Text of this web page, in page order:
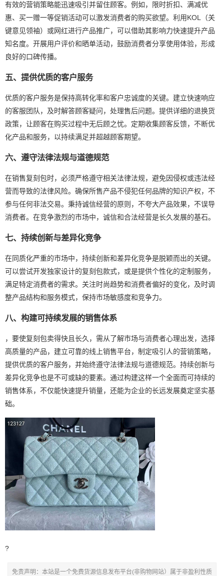
有效的营销策略能迅速吸引并留住顾客。例如，限时折扣、满减优
惠、买一赠一等促销活动可以激发消费者的购买欲望。利用KOL（关
键意见领袖）或网红进行产品推广，可以借助其影响力快速提升产品
知名度。开展用户评价和晒单活动，鼓励消费者分享使用体验，形成
良好的口碑传播。
五、提供优质的客户服务
优质的客户服务是保持高转化率和客户忠诚度的关键。建立快速响应
的客服团队，及时解答顾客疑问，处理售后问题。提供详细的退换货
政策，让顾客在购买过程中无后顾之忧。定期收集顾客反馈，不断优
化产品和服务，以持续满足并超越顾客期望。
六、遵守法律法规与道德规范
在销售复刻包时，必须严格遵守相关法律法规，避免因侵权或违法经
营而导致的法律风险。确保所售产品不侵犯任何品牌的知识产权，不
参与任何非法交易。秉持诚信经营的原则，不夸大产品效果，不误导
消费者。在竞争激烈的市场中，诚信和合法经营是长久发展的基石。
七、持续创新与差异化竞争
在同质化严重的市场中，持续创新和差异化竞争是脱颖而出的关键。
可以尝试开发独家设计的复刻包款式，或是提供个性化的定制服务，
满足特定消费者的需求。关注时尚趋势和消费者偏好的变化，及时调
整产品结构和服务模式，保持市场敏感度和竞争力。
八、构建可持续发展的销售体系
，要使复刻包卖得快且长久，需从了解市场与消费者心理出发，选择
高质量的产品，建立可靠的线上销售平台，制定吸引人的营销策略，
提供优质的客户服务，并始终遵守法律法规与道德规范。持续创新与
差异化竞争也是不可或缺的要素。通过构建这样一个全面而可持续的
销售体系，不仅能快速提升销量，还能为企业的长远发展奠定坚实基
础。
?
免责声明：本站是一个免费货源信息发布平台(非购物网站）属于非盈利性质